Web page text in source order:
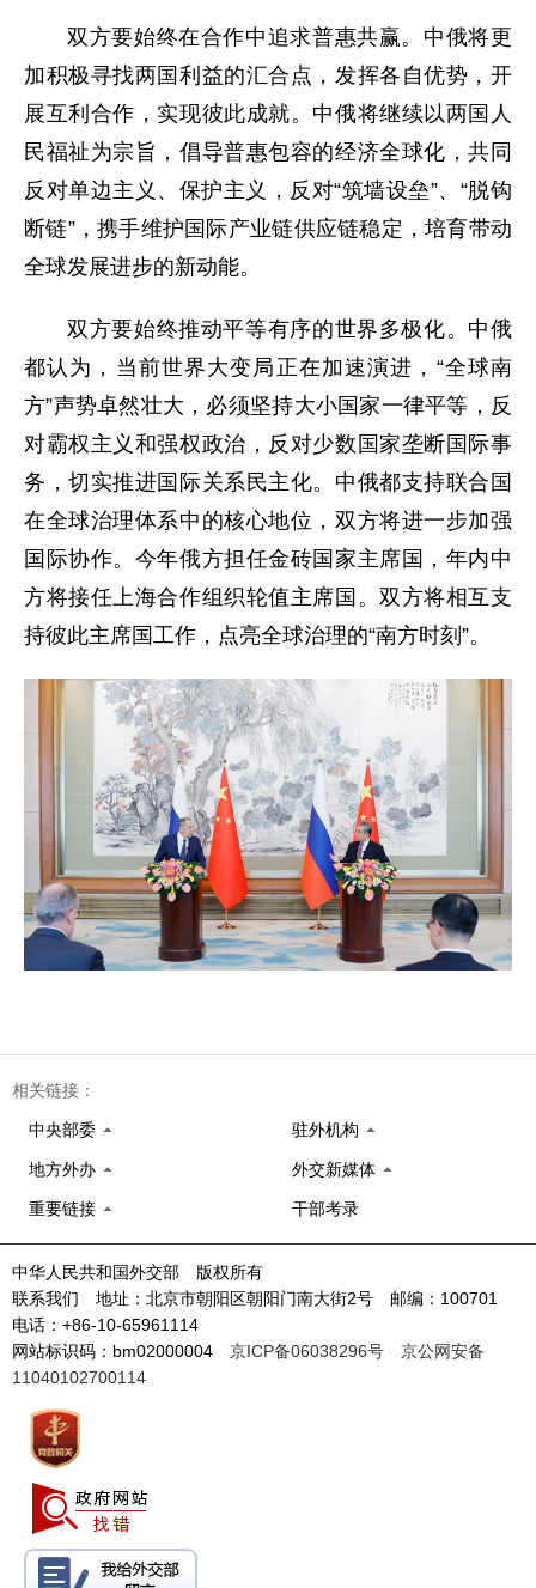
双方要始终在合作中追求普惠共赢。中俄将更
加积极寻找两国利益的汇合点，发挥各自优势，开
展互利合作，实现彼此成就。中俄将继续以两国人
民福祉为宗旨，倡导普惠包容的经济全球化，共同
反对单边主义、保护主义，反对“筑墙设垒”、“脱钩
断链”，携手维护国际产业链供应链稳定，培育带动
全球发展进步的新动能。
双方要始终推动平等有序的世界多极化。中俄
都认为，当前世界大变局正在加速演进，“全球南
方”声势卓然壮大，必须坚持大小国家一律平等，反
对霸权主义和强权政治，反对少数国家垄断国际事
务，切实推进国际关系民主化。中俄都支持联合国
在全球治理体系中的核心地位，双方将进一步加强
国际协作。今年俄方担任金砖国家主席国，年内中
方将接任上海合作组织轮值主席国。双方将相互支
持彼此主席国工作，点亮全球治理的“南方时刻”。
相关链接：
中央部委 驻外机构
地方外办 外交新媒体
重要链接 干部考录
中华人民共和国外交部 版权所有
联系我们 地址：北京市朝阳区朝阳门南大街2号 邮编：100701
电话：+86-10-65961114
网站标识码：bm02000004 京ICP备06038296号
京公网安备
11040102700114